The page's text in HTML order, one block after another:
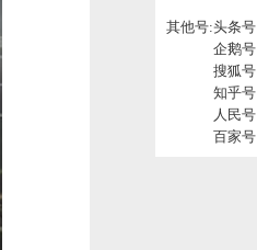
其他号:头条号
企鹅号
搜狐号
知乎号
人民号
百家号